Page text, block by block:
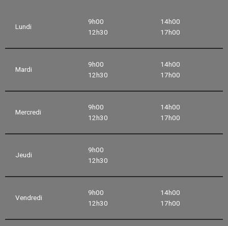
Lundi
9h00
12h30
14h00
17h00
Mardi
9h00
12h30
14h00
17h00
Mercredi
9h00
12h30
14h00
17h00
Jeudi
9h00
12h30
Vendredi
9h00
12h30
14h00
17h00